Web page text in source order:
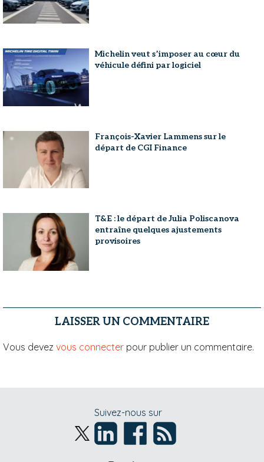
Michelin veut s’imposer au cœur du
véhicule défini par logiciel
François-Xavier Lammens sur le
départ de CGI Finance
T&E : le départ de Julia Poliscanova
entraîne quelques ajustements
provisoires
LAISSER UN COMMENTAIRE
Vous devez vous connecter pour publier un commentaire.
Suivez-nous sur